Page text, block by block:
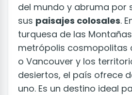
del mundo y abruma por
sus paisajes colosales.
turquesa de las
metrópolis cosmopolitas
o Vancouver y los
desiertos, el país ofrece
uno. Es un destino ideal